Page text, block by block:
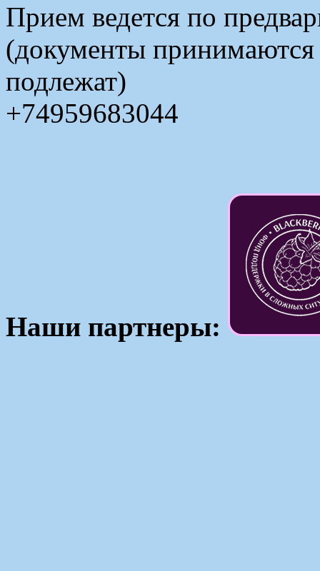
Прием ведется по
(документы принимаются
подлежат)
+74959683044
Наши партнеры: